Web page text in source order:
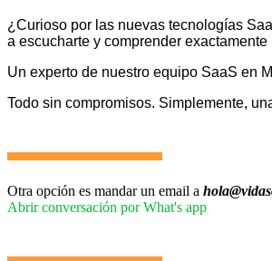
¿Curioso por las nuevas tecnologías
a escucharte y comprender
Un experto de nuestro equipo SaaS en
Todo sin compromisos. Simplemente,
Otra opción es mandar un email a
Abrir conversación por What's app